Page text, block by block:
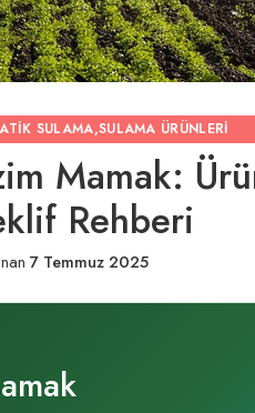
SULAMA,SULAMA ÜRÜNLERI
Mamak:
Rehberi
7 Temmuz 2025